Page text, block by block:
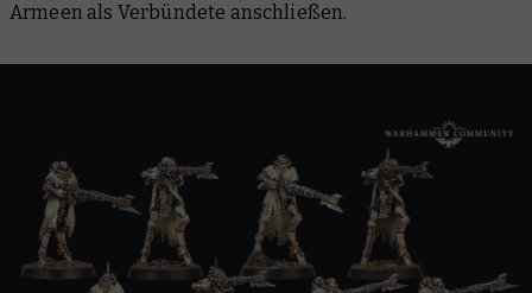
Armeen als Verbündete anschließen.